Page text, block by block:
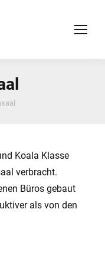
Koala Klasse
verbracht.
Büros gebaut
als von den